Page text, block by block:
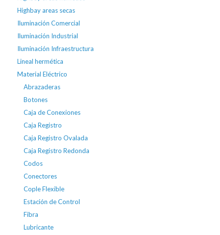
Highbay areas secas
Iluminación Comercial
Iluminación Industrial
Iluminación Infraestructura
Lineal hermética
Material Eléctrico
Abrazaderas
Botones
Caja de Conexiones
Caja Registro
Caja Registro Ovalada
Caja Registro Redonda
Codos
Conectores
Cople Flexible
Estación de Control
Fibra
Lubricante